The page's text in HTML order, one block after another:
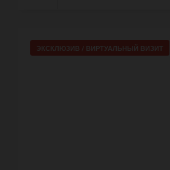
ЭКСКЛЮЗИВ / ВИРТУАЛЬНЫЙ ВИЗИТ